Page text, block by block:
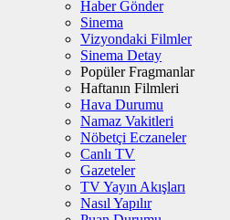
Haber Gönder
Sinema
Vizyondaki Filmler
Sinema Detay
Popüler Fragmanlar
Haftanın Filmleri
Hava Durumu
Namaz Vakitleri
Nöbetçi Eczaneler
Canlı TV
Gazeteler
TV Yayın Akışları
Nasıl Yapılır